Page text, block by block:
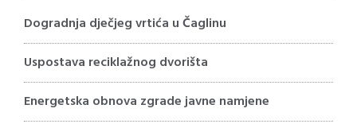
Dogradnja dječjeg vrtića u Čaglinu
Uspostava reciklažnog dvorišta
Energetska obnova zgrade javne namjene